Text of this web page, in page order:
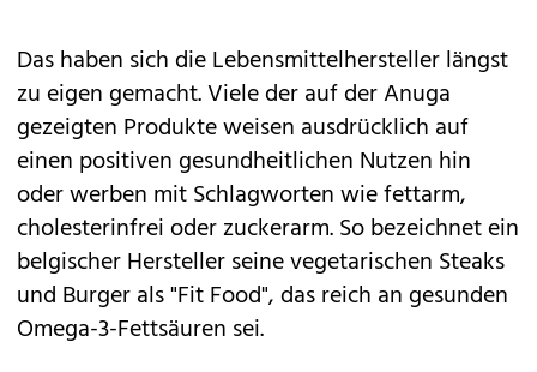
Das haben sich die Lebensmittelhersteller längst
zu eigen gemacht. Viele der auf der Anuga
gezeigten Produkte weisen ausdrücklich auf
einen positiven gesundheitlichen Nutzen hin
oder werben mit Schlagworten wie fettarm,
cholesterinfrei oder zuckerarm. So bezeichnet ein
belgischer Hersteller seine vegetarischen Steaks
und Burger als "Fit Food", das reich an gesunden
Omega-3-Fettsäuren sei.